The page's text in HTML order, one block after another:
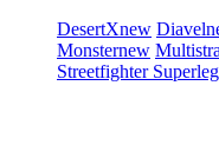
DesertXnew Diavel
Monsternew
Streetfighter